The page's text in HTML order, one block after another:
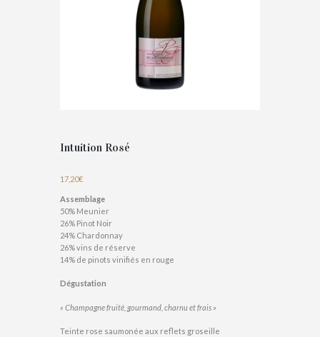
Intuition Rosé
17,20€
Assemblage
50% Meunier
26% Pinot Noir
24% Chardonnay
26% vins de réserve
14% de pinots vinifiés en rouge
Dégustation
« Champagne fruité, gourmand, charnu et frais »
Teinte rose saumonée aux reflets groseille